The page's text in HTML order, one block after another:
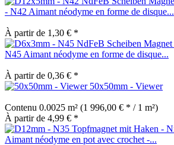
- N42 Aimant néodyme en forme de disque...
À partir de 1,30 € *
N45 Aimant néodyme en forme de disque...
À partir de 0,36 € *
50x50mm - Viewer
Contenu 0.0025 m² (1 996,00 € * / 1 m²)
À partir de 4,99 € *
Aimant néodyme en pot avec crochet -...